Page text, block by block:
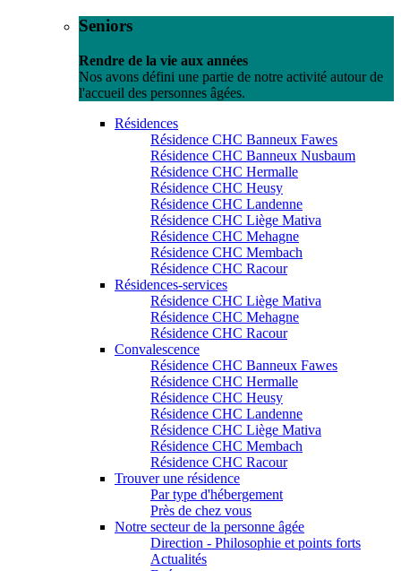
Seniors
Rendre de la vie aux années
Nos avons défini une partie de notre activité autour de
l'accueil des personnes âgées.
Résidences
Résidence CHC Banneux Fawes
Résidence CHC Banneux Nusbaum
Résidence CHC Hermalle
Résidence CHC Heusy
Résidence CHC Landenne
Résidence CHC Liège Mativa
Résidence CHC Mehagne
Résidence CHC Membach
Résidence CHC Racour
Résidences-services
Résidence CHC Liège Mativa
Résidence CHC Mehagne
Résidence CHC Racour
Convalescence
Résidence CHC Banneux Fawes
Résidence CHC Hermalle
Résidence CHC Heusy
Résidence CHC Landenne
Résidence CHC Liège Mativa
Résidence CHC Membach
Résidence CHC Racour
Trouver une résidence
Par type d'hébergement
Près de chez vous
Notre secteur de la personne âgée
Direction - Philosophie et points forts
Actualités